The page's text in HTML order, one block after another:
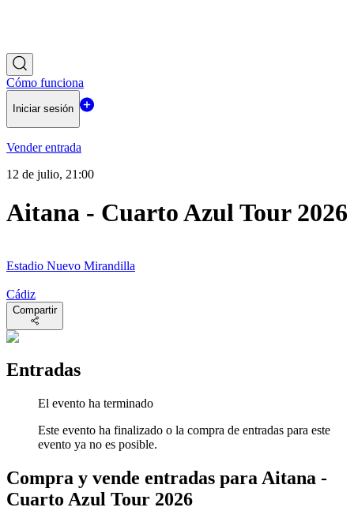
Cómo funciona
Iniciar sesión
Vender entrada
12 de julio, 21:00
Aitana - Cuarto Azul Tour 2026
Estadio Nuevo Mirandilla
Cádiz
Compartir
Entradas
El evento ha terminado
Este evento ha finalizado o la compra de entradas para este
evento ya no es posible.
Compra y vende entradas para Aitana -
Cuarto Azul Tour 2026